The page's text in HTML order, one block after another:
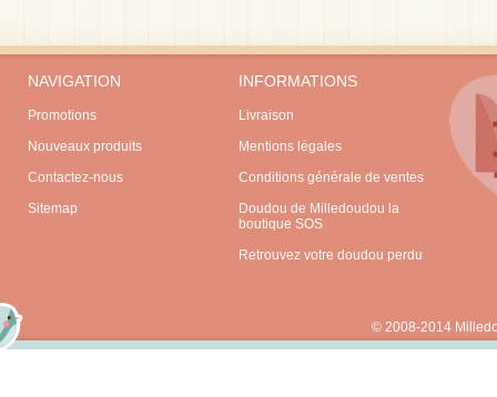
NAVIGATION
Promotions
Nouveaux produits
Contactez-nous
Sitemap
INFORMATIONS
Livraison
Mentions légales
Conditions générale de ventes
Doudou de Milledoudou la
boutique SOS
Retrouvez votre doudou perdu
© 2008-2014